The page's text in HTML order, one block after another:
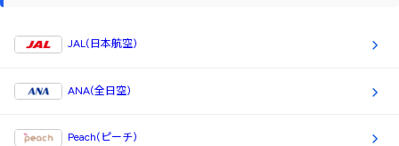
JAL(日本航空)
ANA(全日空)
Peach(ピーチ)